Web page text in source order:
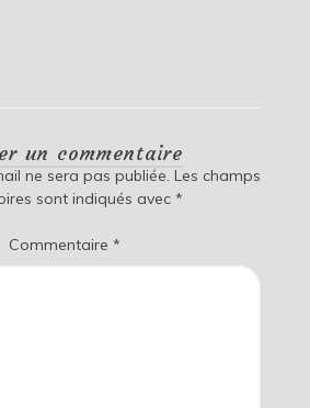
un commentaire
ne sera pas publiée. Les champs
sont indiqués avec *
Commentaire *